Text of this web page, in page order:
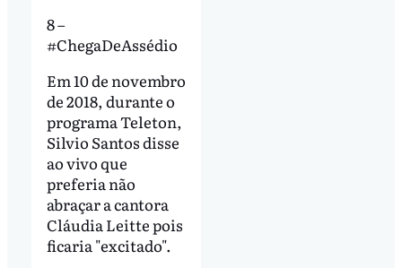
8 –
#ChegaDeAssédio
Em 10 de novembro
de 2018, durante o
programa Teleton,
Silvio Santos disse
ao vivo que
preferia não
abraçar a cantora
Cláudia Leitte pois
ficaria "excitado".